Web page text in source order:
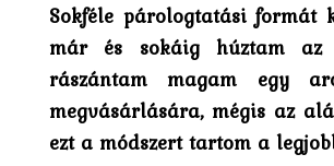
Sokféle párologtatási formát
már és sokáig húztam az
rászántam magam egy
megvásárlására, mégis az
ezt a módszert tartom a